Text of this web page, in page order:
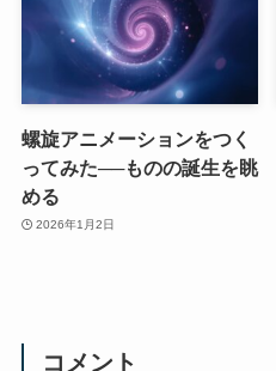
螺旋アニメーションをつく
ってみた──ものの誕生を眺
める
2026年1月2日
コメント